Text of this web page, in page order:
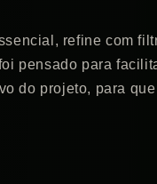
refine com
pensado para
do projeto, para